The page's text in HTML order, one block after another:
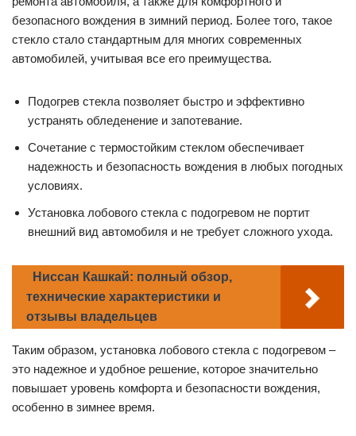
безопасного вождения в зимний период. Более того, такое
стекло стало стандартным для многих современных
автомобилей, учитывая все его преимущества.
Подогрев стекла позволяет быстро и эффективно
устранять обледенение и запотевание.
Сочетание с термостойким стеклом обеспечивает
надежность и безопасность вождения в любых погодных
условиях.
Установка лобового стекла с подогревом не портит
внешний вид автомобиля и не требует сложного ухода.
Ниссан Кашкай: полный обзор,
технические характеристики и
отзывы владельцев
Таким образом, установка лобового стекла с подогревом –
это надежное и удобное решение, которое значительно
повышает уровень комфорта и безопасности вождения,
особенно в зимнее время.